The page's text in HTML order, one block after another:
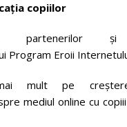
copiilor
Program Eroii
mult pe
mediul online cu